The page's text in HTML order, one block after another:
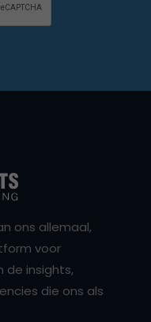
ons allemaal,
voor
de insights,
die ons als